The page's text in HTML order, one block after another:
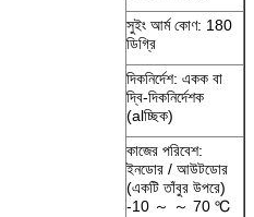
সুইং আর্ম কোণ: 180
ডিগ্রি
দিকনির্দেশ: একক বা
দ্বি-দিকনির্দেশক
(alচ্ছিক)
কাজের পরিবেশ:
ইনডোর / আউটডোর
(একটি তাঁবুর উপরে)
-10 ～ ～ 70 ℃